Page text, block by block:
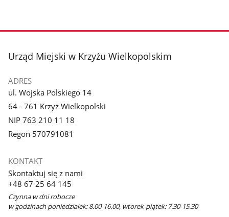
stopka
Urząd Miejski w Krzyżu Wielkopolskim
ADRES
ul. Wojska Polskiego 14
64 - 761 Krzyż Wielkopolski
NIP 763 210 11 18
Regon 570791081
KONTAKT
Skontaktuj się z nami
+48 67 25 64 145
Czynna w dni robocze
w godzinach poniedziałek: 8.00-16.00, wtorek-piątek: 7.30-15.30